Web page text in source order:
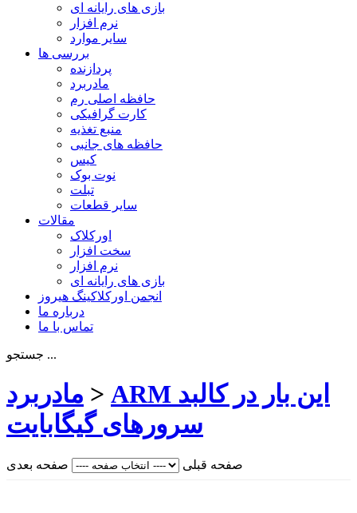
بازی های رایانه ای
نرم افزار
سایر موارد
بررسی ها
پردازنده
مادربرد
حافظه اصلی رم
کارت گرافیکی
منبع تغذیه
حافظه های جانبی
کیس
نوت بوک
تبلت
سایر قطعات
مقالات
اورکلاک
سخت افزار
نرم افزار
بازی های رایانه ای
انجمن اورکلاکینگ هیروز
درباره ما
تماس با ما
جستجو ...
مادربرد > ARM این بار در کالبد
سرورهای گیگابایت
صفحه قبلی صفحه بعدی